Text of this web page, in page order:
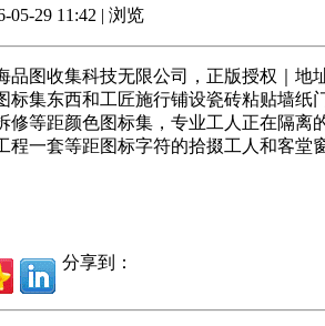
05-29 11:42 | 浏览
收集科技无限公司，正版授权｜地址
标集东西和工匠施行铺设瓷砖粘贴墙
修等距颜色图标集，专业工人正在隔
程一套等距图标字符的拾掇工人和客堂
分享到：